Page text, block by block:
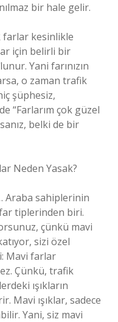
bir hale gelir.
farlar kesinlikle
için belirli bir
Yani farınızın
o zaman trafik
şüphesiz,
“Farlarım çok güzel
belki de bir
Neden Yasak?
Araba sahiplerinin
tiplerinden biri.
çünkü mavi
sizi özel
Mavi farlar
Çünkü, trafik
ışıkların
Mavi ışıklar, sadece
Yani, siz mavi